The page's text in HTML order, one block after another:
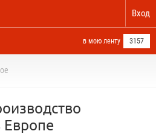
Вход
в мою ленту 3157
Европе